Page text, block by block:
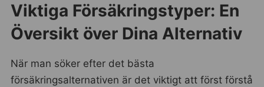
Viktiga Försäkringstyper: En
Översikt över Dina Alternativ
När man söker efter det bästa
försäkringsalternativen är det viktigt att först förstå